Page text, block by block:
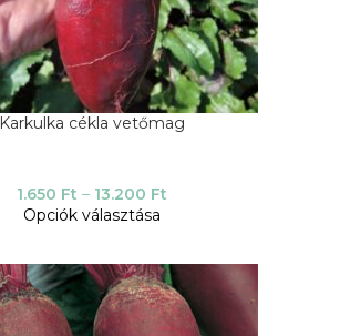
Karkulka cékla vetőmag
1.650 Ft – 13.200 Ft
Opciók választása